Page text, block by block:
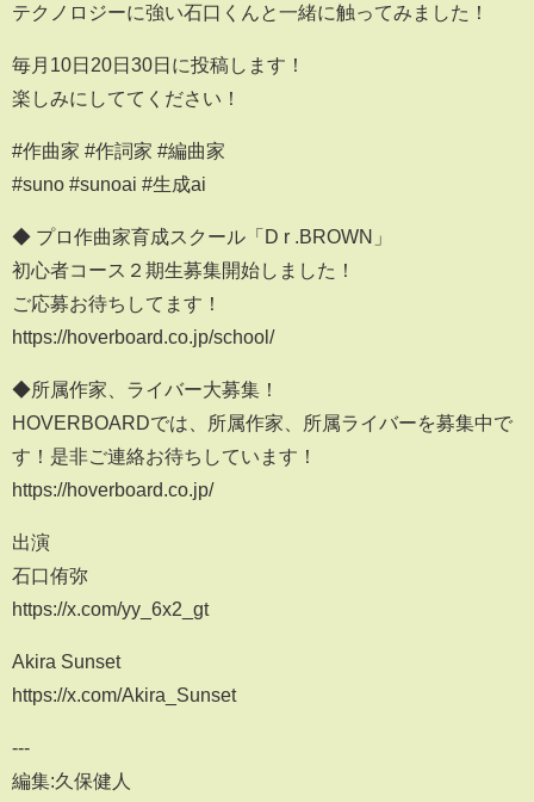
テクノロジーに強い石口くんと一緒に触ってみました！
毎月10日20日30日に投稿します！
楽しみにしててください！
#作曲家 #作詞家 #編曲家
#suno #sunoai #生成ai
◆ プロ作曲家育成スクール「D r .BROWN」
初心者コース２期生募集開始しました！
ご応募お待ちしてます！
https://hoverboard.co.jp/school/
◆所属作家、ライバー大募集！
HOVERBOARDでは、所属作家、所属ライバーを募集中で
す！是非ご連絡お待ちしています！
https://hoverboard.co.jp/
出演
石口侑弥
https://x.com/yy_6x2_gt
Akira Sunset
https://x.com/Akira_Sunset
---
編集:久保健人